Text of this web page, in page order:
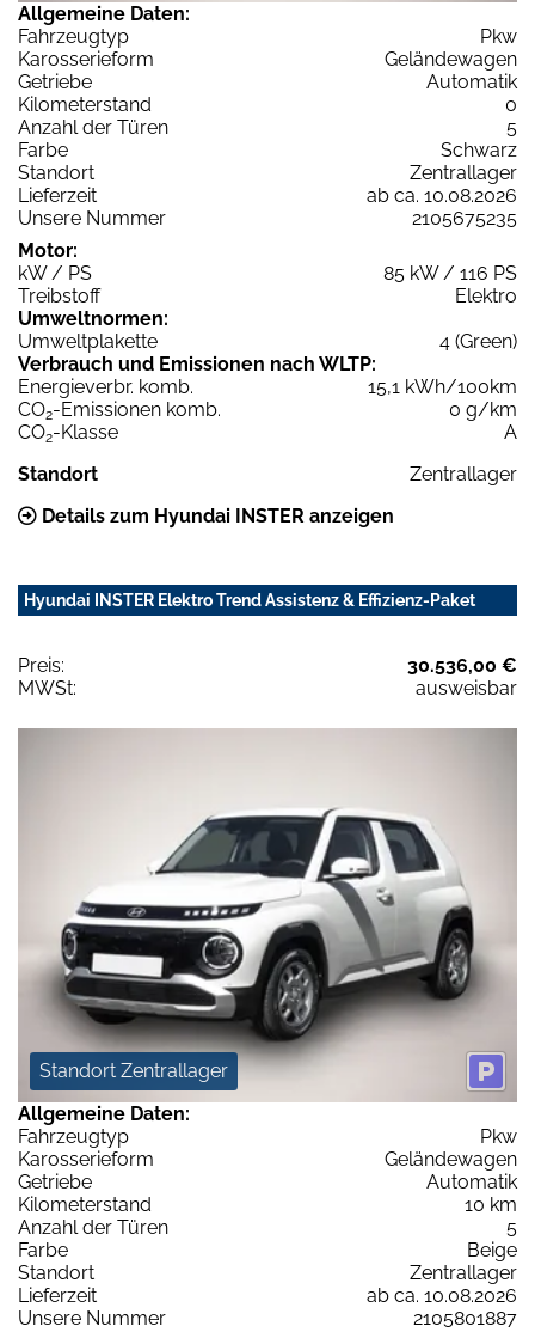
Allgemeine Daten:
Fahrzeugtyp
Pkw
Karosserieform
Geländewagen
Getriebe
Automatik
Kilometerstand
0
Anzahl der Türen
5
Farbe
Schwarz
Standort
Zentrallager
Lieferzeit
ab ca. 10.08.2026
Unsere Nummer
2105675235
Motor:
kW / PS
85 kW / 116 PS
Treibstoff
Elektro
Umweltnormen:
Umweltplakette
4 (Green)
Verbrauch und Emissionen nach WLTP:
Energieverbr. komb.
15,1 kWh/100km
CO2-Emissionen komb.
0 g/km
CO2-Klasse
A
Standort
Zentrallager
Details zum Hyundai INSTER anzeigen
Hyundai INSTER Elektro Trend Assistenz & Effizienz-Paket
Preis:
30.536,00 €
MWSt:
ausweisbar
Standort Zentrallager
Allgemeine Daten:
Fahrzeugtyp
Pkw
Karosserieform
Geländewagen
Getriebe
Automatik
Kilometerstand
10 km
Anzahl der Türen
5
Farbe
Beige
Standort
Zentrallager
Lieferzeit
ab ca. 10.08.2026
Unsere Nummer
2105801887